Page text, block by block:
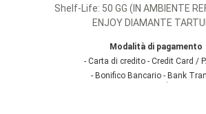
Shelf-Life: 50 GG (IN AMBIENTE
ENJOY DIAMANTE
Modalità di pagamento
- Carta di credito - Credit Card /
- Bonifico Bancario - Bank